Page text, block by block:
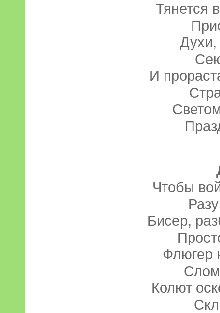
Тянется
Духи,
И
Чтобы
Бисер,
Флюгер
Колют